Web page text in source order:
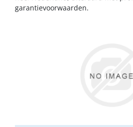
garantievoorwaarden.